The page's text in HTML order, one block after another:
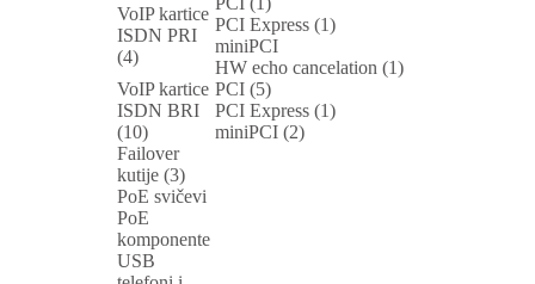
VoIP kartice
ISDN PRI
(4)
PCI Express (1)
miniPCI
HW echo cancelation (1)
VoIP kartice
ISDN BRI
(10)
PCI (5)
PCI Express (1)
miniPCI (2)
Failover
kutije (3)
PoE svičevi
PoE
komponente
USB